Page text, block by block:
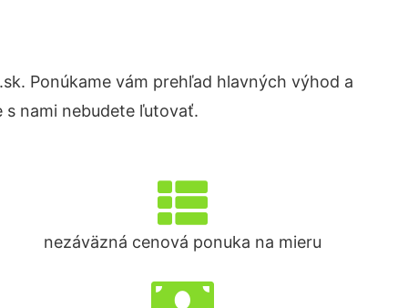
Ponúkame vám prehľad hlavných výhod a
s nami nebudete ľutovať.
nezáväzná cenová ponuka na mieru